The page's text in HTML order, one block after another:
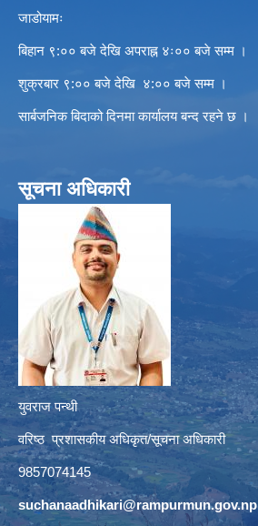
जाडोयामः
बिहान ९:०० बजे देखि अपराह्न ४ः०० बजे सम्म ।
शुक्रबार ९:०० बजे देखि ४:०० बजे सम्म ।
सार्बजनिक बिदाको दिनमा कार्यालय बन्द रहने छ ।
सूचना अधिकारी
युवराज पन्थी
वरिष्ठ प्रशासकीय अधिकृत/सूचना अधिकारी
9857074145
suchanaadhikari@rampurmun.gov.np